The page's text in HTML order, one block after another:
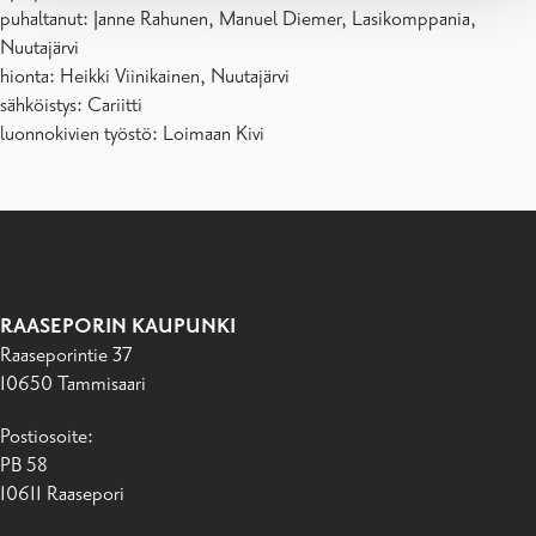
puhaltanut: Janne Rahunen, Manuel Diemer, Lasikomppania,
Nuutajärvi
hionta: Heikki Viinikainen, Nuutajärvi
sähköistys: Cariitti
luonnokivien työstö: Loimaan Kivi
RAASEPORIN KAUPUNKI
Raaseporintie 37
10650 Tammisaari
Postiosoite:
PB 58
10611 Raasepori